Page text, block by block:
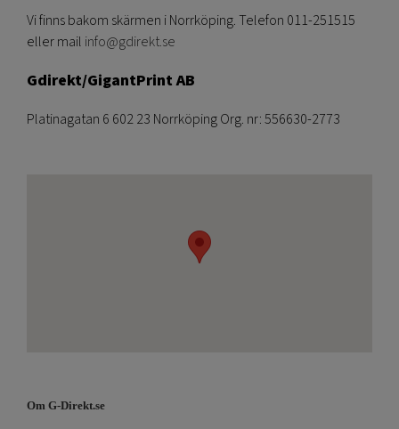
Vi finns bakom skärmen i Norrköping. Telefon 011-251515
eller mail info@gdirekt.se
Gdirekt/GigantPrint AB
Platinagatan 6 602 23 Norrköping Org. nr: 556630-2773
Om G-Direkt.se